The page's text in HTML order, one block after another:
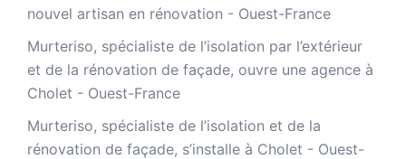
nouvel artisan en rénovation - Ouest-France
Murteriso, spécialiste de l’isolation par l’extérieur
et de la rénovation de façade, ouvre une agence à
Cholet - Ouest-France
Murteriso, spécialiste de l’isolation et de la
rénovation de façade, s’installe à Cholet - Ouest-